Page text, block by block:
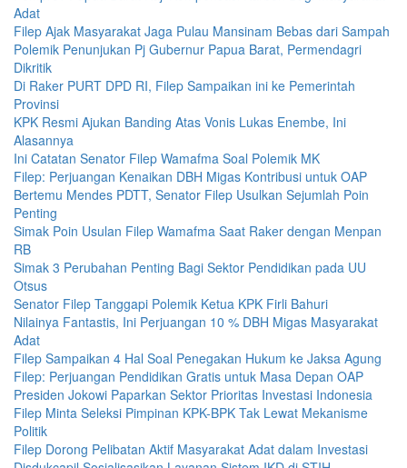
Adat
Filep Ajak Masyarakat Jaga Pulau Mansinam Bebas dari Sampah
Polemik Penunjukan Pj Gubernur Papua Barat, Permendagri
Dikritik
Di Raker PURT DPD RI, Filep Sampaikan ini ke Pemerintah
Provinsi
KPK Resmi Ajukan Banding Atas Vonis Lukas Enembe, Ini
Alasannya
Ini Catatan Senator Filep Wamafma Soal Polemik MK
Filep: Perjuangan Kenaikan DBH Migas Kontribusi untuk OAP
Bertemu Mendes PDTT, Senator Filep Usulkan Sejumlah Poin
Penting
Simak Poin Usulan Filep Wamafma Saat Raker dengan Menpan
RB
Simak 3 Perubahan Penting Bagi Sektor Pendidikan pada UU
Otsus
Senator Filep Tanggapi Polemik Ketua KPK Firli Bahuri
Nilainya Fantastis, Ini Perjuangan 10 % DBH Migas Masyarakat
Adat
Filep Sampaikan 4 Hal Soal Penegakan Hukum ke Jaksa Agung
Filep: Perjuangan Pendidikan Gratis untuk Masa Depan OAP
Presiden Jokowi Paparkan Sektor Prioritas Investasi Indonesia
Filep Minta Seleksi Pimpinan KPK-BPK Tak Lewat Mekanisme
Politik
Filep Dorong Pelibatan Aktif Masyarakat Adat dalam Investasi